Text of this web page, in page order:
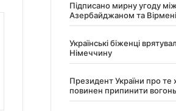
Підписано мирну угоду
Азербайджаном та
Українські біженці
Німеччину
Президент України про те
повинен припинити